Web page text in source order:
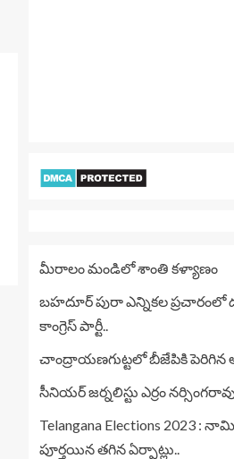
మీరాలం మండిలో శాంతి కళ్యాణం
బహదూర్ పురా ఎన్నికల ప్రచారంలో
కాంగ్రెస్ పార్టీ..
చాంద్రాయణగుట్టలో బీజేపికి పెరిగిన
సీనియర్ జర్నలిస్టు ఎర్రం
Telangana Elections 2023 :
పూర్తయిన తగిన ఏర్పాట్లు..